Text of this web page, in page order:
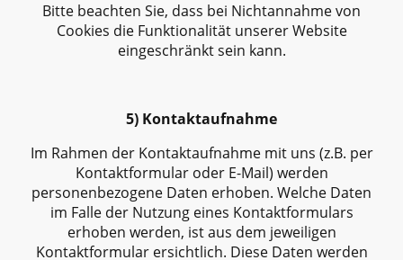
Bitte beachten Sie, dass bei Nichtannahme von
Cookies die Funktionalität unserer Website
eingeschränkt sein kann.
5) Kontaktaufnahme
Im Rahmen der Kontaktaufnahme mit uns (z.B. per
Kontaktformular oder E-Mail) werden
personenbezogene Daten erhoben. Welche Daten
im Falle der Nutzung eines Kontaktformulars
erhoben werden, ist aus dem jeweiligen
Kontaktformular ersichtlich. Diese Daten werden